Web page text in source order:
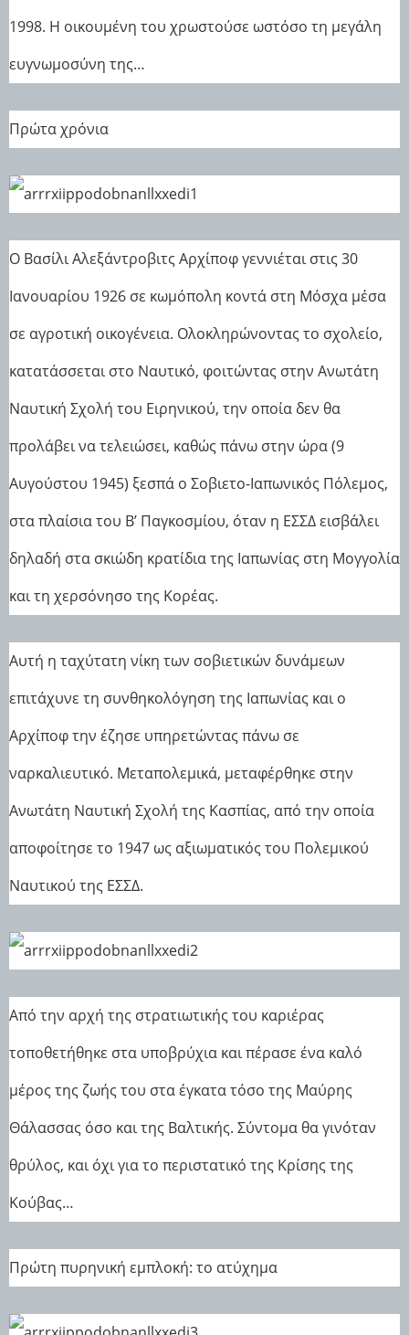
1998. Η οικουμένη του χρωστούσε ωστόσο τη μεγάλη
ευγνωμοσύνη της…
Πρώτα χρόνια
Ο Βασίλι Αλεξάντροβιτς Αρχίποφ γεννιέται στις 30
Ιανουαρίου 1926 σε κωμόπολη κοντά στη Μόσχα μέσα
σε αγροτική οικογένεια. Ολοκληρώνοντας το σχολείο,
κατατάσσεται στο Ναυτικό, φοιτώντας στην Ανωτάτη
Ναυτική Σχολή του Ειρηνικού, την οποία δεν θα
προλάβει να τελειώσει, καθώς πάνω στην ώρα (9
Αυγούστου 1945) ξεσπά ο Σοβιετο-Ιαπωνικός Πόλεμος,
στα πλαίσια του Β’ Παγκοσμίου, όταν η ΕΣΣΔ εισβάλει
δηλαδή στα σκιώδη κρατίδια της Ιαπωνίας στη Μογγολία
και τη χερσόνησο της Κορέας.
Αυτή η ταχύτατη νίκη των σοβιετικών δυνάμεων
επιτάχυνε τη συνθηκολόγηση της Ιαπωνίας και ο
Αρχίποφ την έζησε υπηρετώντας πάνω σε
ναρκαλιευτικό. Μεταπολεμικά, μεταφέρθηκε στην
Ανωτάτη Ναυτική Σχολή της Κασπίας, από την οποία
αποφοίτησε το 1947 ως αξιωματικός του Πολεμικού
Ναυτικού της ΕΣΣΔ.
Από την αρχή της στρατιωτικής του καριέρας
τοποθετήθηκε στα υποβρύχια και πέρασε ένα καλό
μέρος της ζωής του στα έγκατα τόσο της Μαύρης
Θάλασσας όσο και της Βαλτικής. Σύντομα θα γινόταν
θρύλος, και όχι για το περιστατικό της Κρίσης της
Κούβας…
Πρώτη πυρηνική εμπλοκή: το ατύχημα